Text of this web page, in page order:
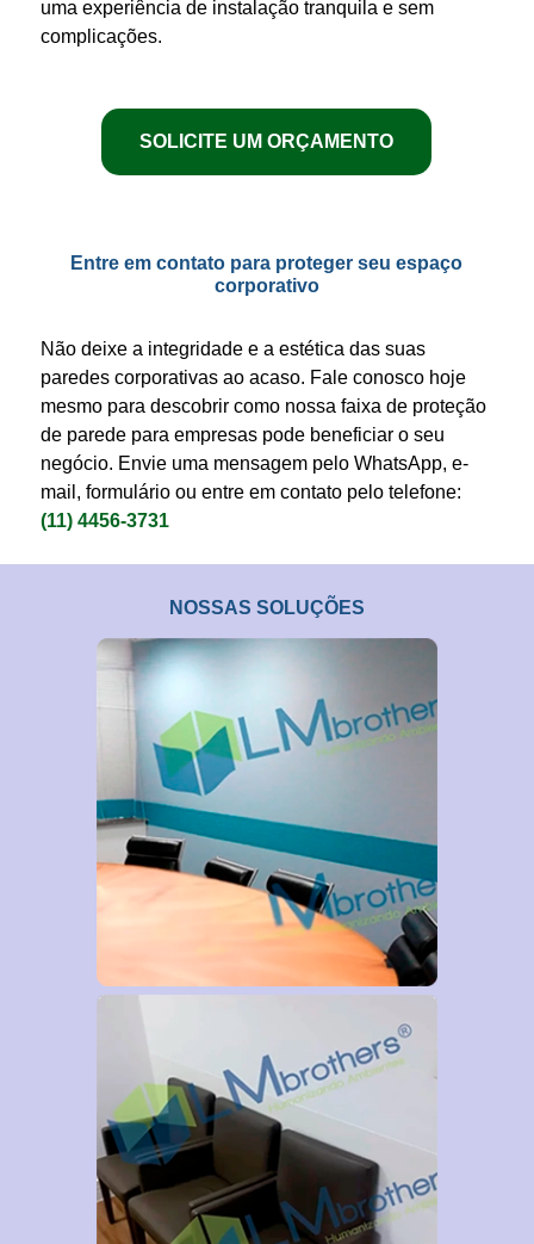
uma experiência de instalação tranquila e sem
complicações.
SOLICITE UM ORÇAMENTO
Entre em contato para proteger seu espaço
corporativo
Não deixe a integridade e a estética das suas
paredescorporativas ao acaso. Fale conosco hoje
mesmo para descobrir como nossa faixa de proteção
de parede para empresaspode beneficiar o seu
negócio. Envie uma mensagem pelo WhatsApp, e-
mail, formulário ou entre em contato pelo telefone:
(11) 4456-3731
NOSSAS SOLUÇÕES